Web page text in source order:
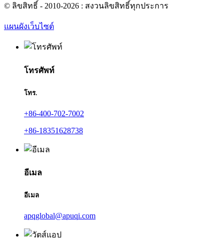
© ลิขสิทธิ์ - 2010-2026 : สงวนลิขสิทธิ์ทุกประการ
แผนผังเว็บไซต์
โทรศัพท์
โทร.
+86-400-702-7002
+86-18351628738
อีเมล
อีเมล
apqglobal@apuqi.com